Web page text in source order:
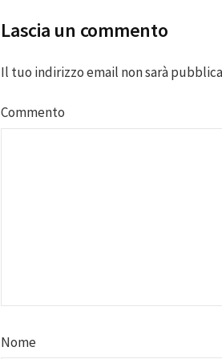
Lascia un commento
Il tuo indirizzo email non sarà
Commento
Nome